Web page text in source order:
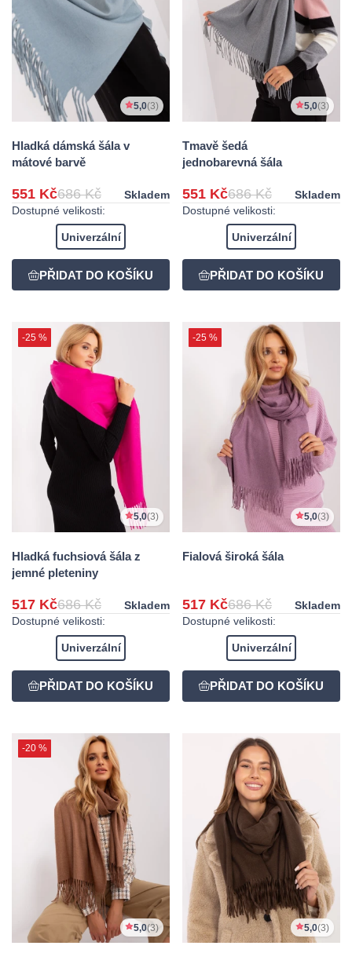
5,0(3)
Hladká dámská šála v
mátové barvě
551 Kč686 Kč
Skladem
Dostupné velikosti:
Univerzální
5,0(3)
Tmavě šedá
jednobarevná šála
551 Kč686 Kč
Skladem
Dostupné velikosti:
Univerzální
-25 %
5,0(3)
Hladká fuchsiová šála z
jemné pleteniny
517 Kč686 Kč
Skladem
Dostupné velikosti:
Univerzální
-25 %
5,0(3)
Fialová široká šála
517 Kč686 Kč
Skladem
Dostupné velikosti:
Univerzální
-20 %
5,0(3) 5,0(3)